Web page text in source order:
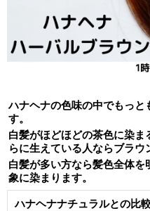
ハナヘナの色味の中でもっと
す。
白髪がほどほどの茶色に染
らに生えている人ならブラウ
白髪が多い方なら髪色全体
象に染まります。
ハナヘナナチュラルとの比